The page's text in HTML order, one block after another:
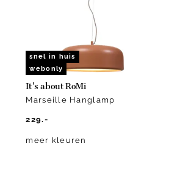
snel in huis
webonly
It's about RoMi
Marseille Hanglamp
229.-
meer kleuren